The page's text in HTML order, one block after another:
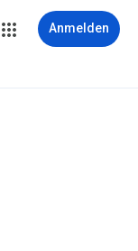
Anmelden